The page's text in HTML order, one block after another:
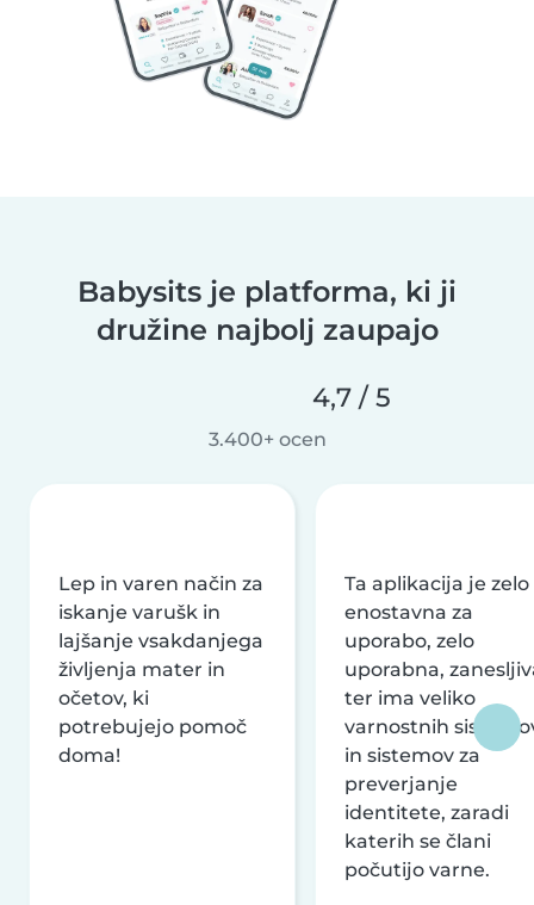
Babysits je platforma, ki ji
družine najbolj zaupajo
4,7 / 5
3.400+ ocen
Lep in varen način za
iskanje varušk in
lajšanje vsakdanjega
življenja mater in
očetov, ki
potrebujejo pomoč
doma!
Ta aplikacija je zelo
enostavna za
uporabo, zelo
uporabna,
ter ima veliko
varnostnih
in sistemov za
preverjanje
identitete, zaradi
katerih se člani
počutijo varne.